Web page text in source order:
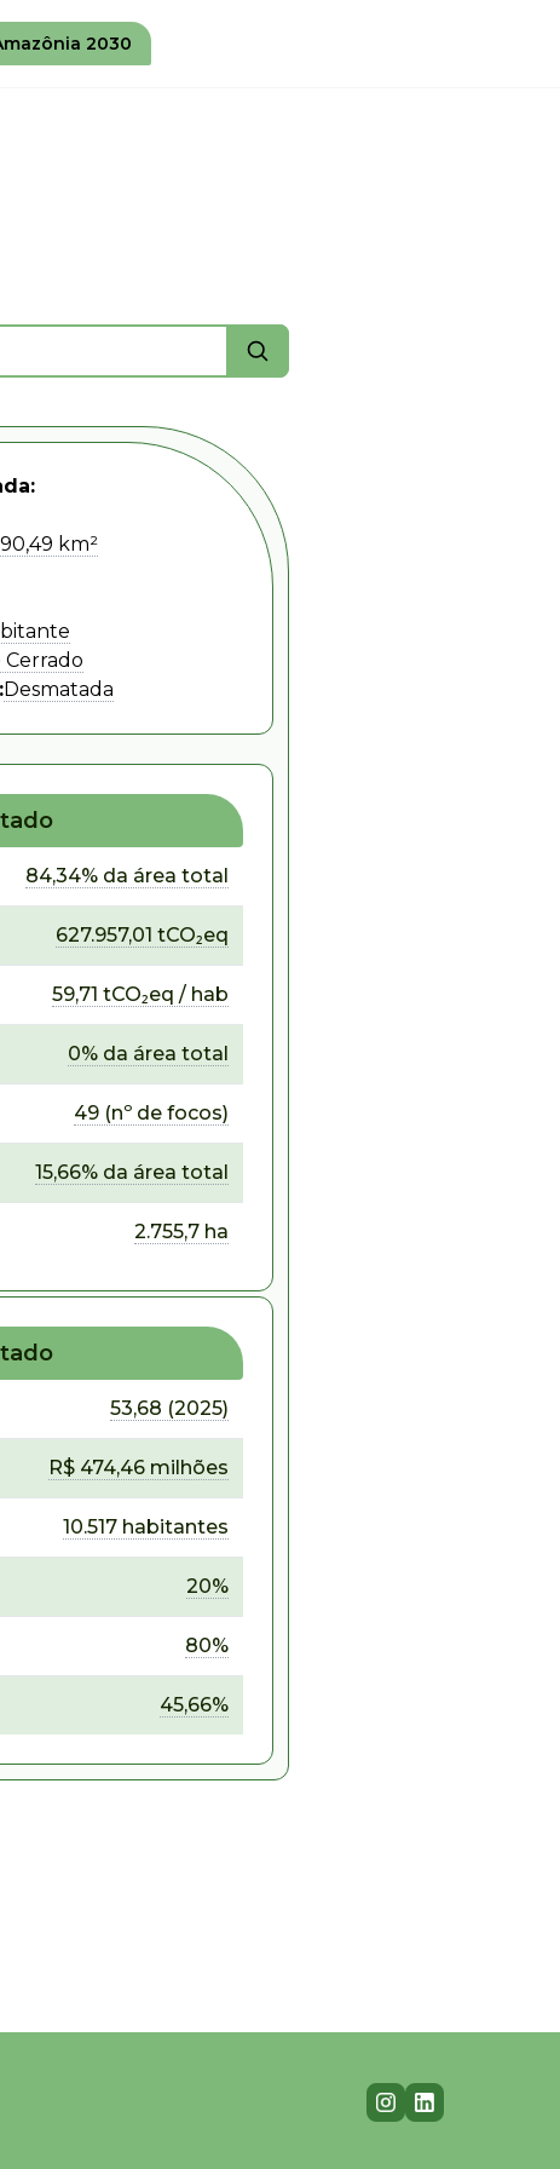
2030
km²
Cerrado
Desmatada
84,34% da área total
627.957,01 tCO₂eq
59,71 tCO₂eq / hab
0% da área total
49 (nº de focos)
15,66% da área total
2.755,7 ha
53,68 (2025)
R$ 474,46 milhões
10.517 habitantes
20%
80%
45,66%